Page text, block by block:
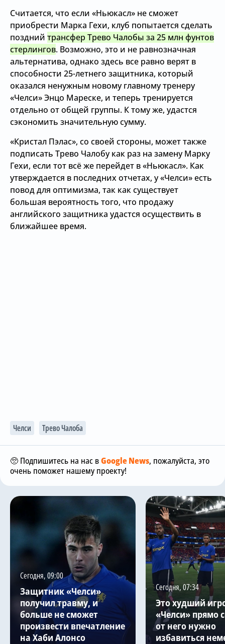
Считается, что если «Ньюкасл» не сможет
приобрести Марка Гехи, клуб попытается сделать
поздний трансфер Трево Чалобы за 25 млн фунтов
стерлингов. Возможно, это и не равнозначная
альтернатива, однако здесь все равно верят в
способности 25-летнего защитника, который
оказался ненужным новому главному тренеру
«Челси» Энцо Мареске, и теперь тренируется
отдельно от общей группы. К тому же, удастся
сэкономить значительную сумму.
«Кристал Пэлас», со своей стороны, может также
подписать Трево Чалобу как раз на замену Марку
Гехи, если тот всё же перейдет в «Ньюкасл». Как
утверждается в последних отчетах, у «Челси» есть
повод для оптимизма, так как существует
большая вероятность того, что продажу
английского защитника удастся осуществить в
ближайшее время.
Челси Трево Чалоба
🥺 Подпишитесь на нас вGoogle News, пожалуйста, это
очень поможет нашему проекту!
Сегодня, 09:00
Защитник «Челси»
получил травму, и
больше не сможет
произвести впечатление
на Хаби Алонсо
Сегодня, 07:34
Это худший
«Челси» прямо
от него нужно
избавиться